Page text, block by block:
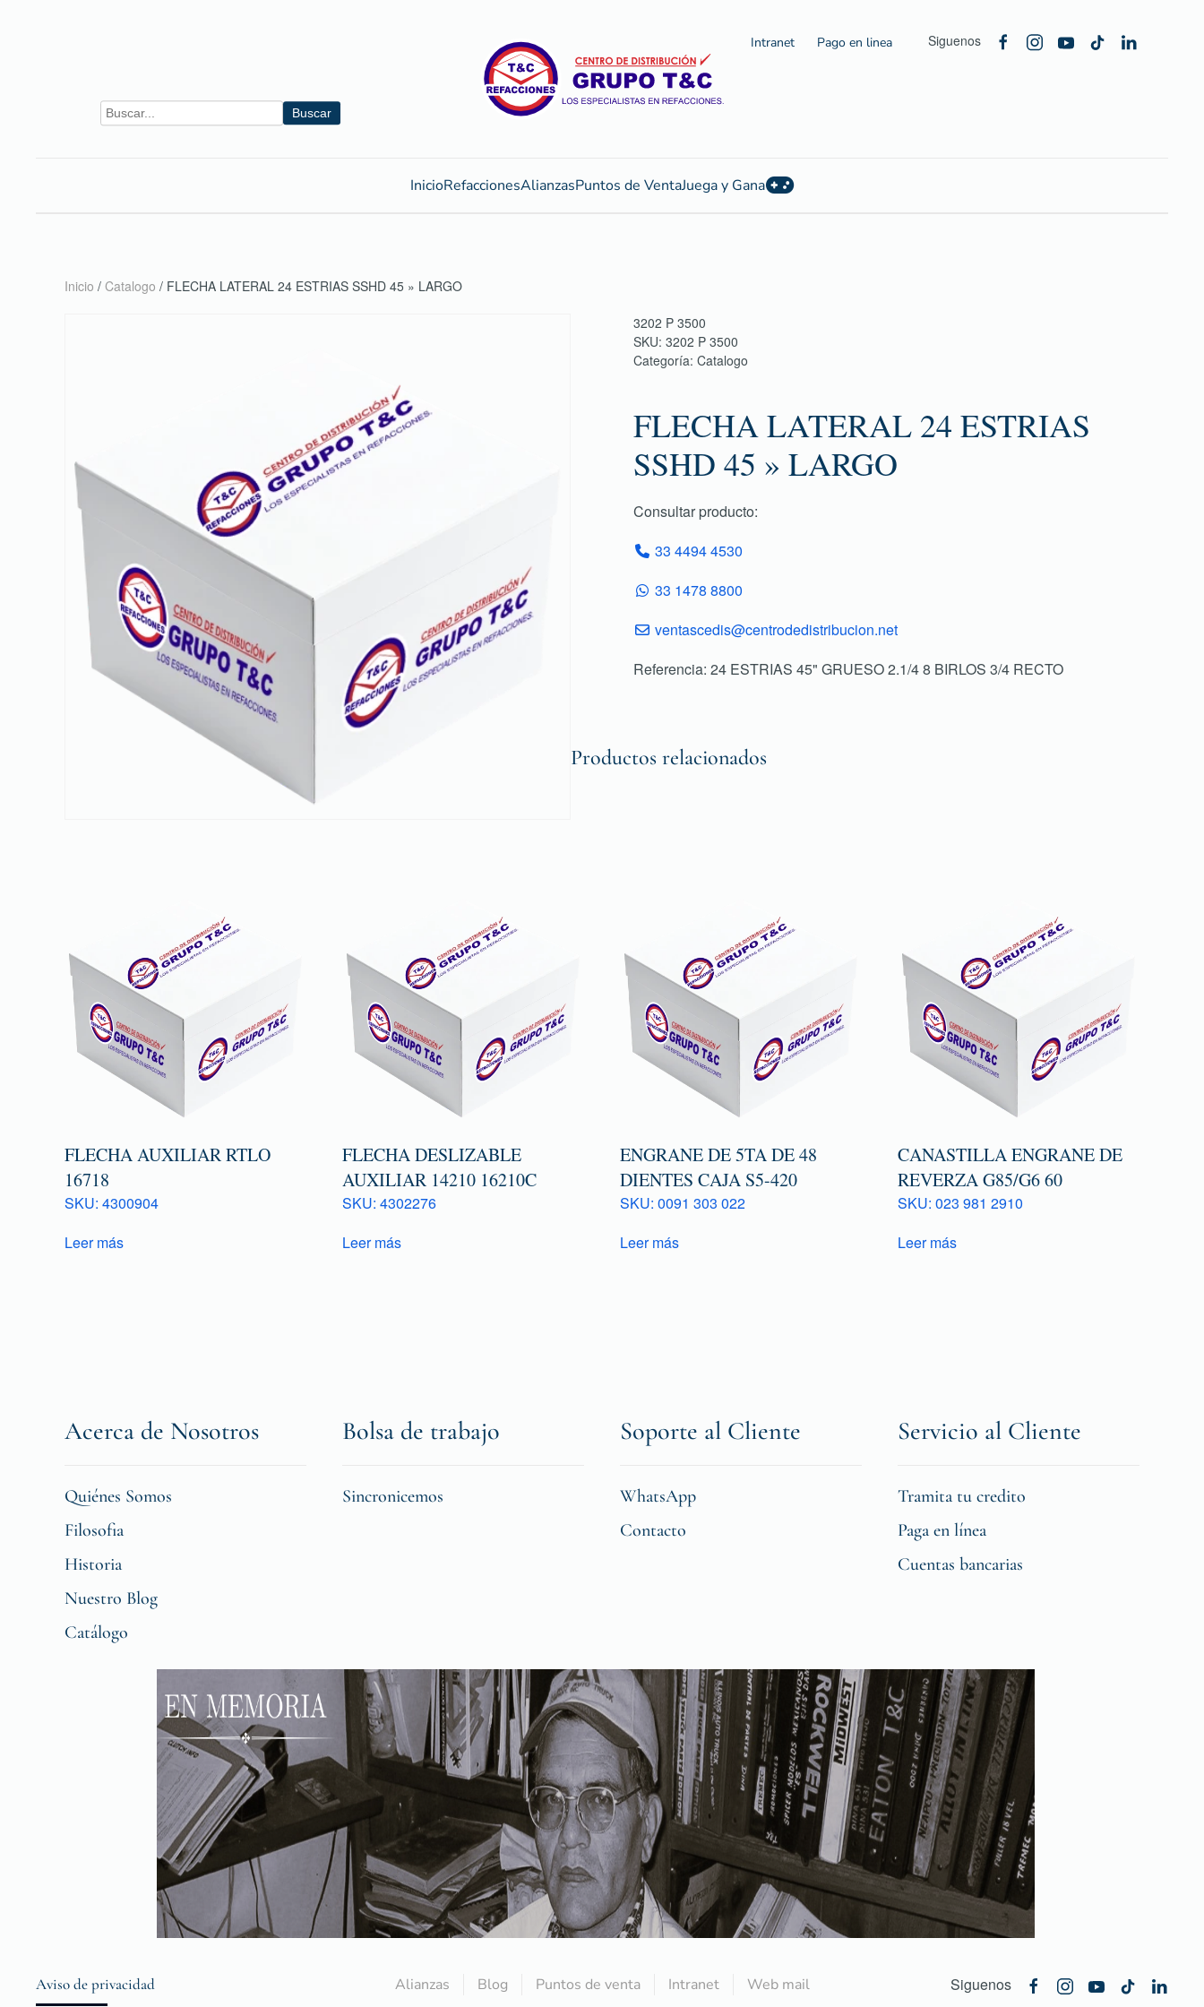
Buscar
Intranet Pago en linea Siguenos
InicioRefaccionesAlianzasPuntos de VentaJuega y Gana
Inicio / Catalogo / FLECHA LATERAL 24 ESTRIAS SSHD 45 » LARGO
3202 P 3500
SKU: 3202 P 3500
Categoría: Catalogo
FLECHA LATERAL 24 ESTRIAS
SSHD 45 » LARGO
Consultar producto:
33 4494 4530
33 1478 8800
ventascedis@centrodedistribucion.net
Referencia: 24 ESTRIAS 45" GRUESO 2.1/4 8 BIRLOS 3/4 RECTO
Productos relacionados
FLECHA AUXILIAR RTLO
16718
SKU: 4300904
Leer más
FLECHA DESLIZABLE
AUXILIAR 14210 16210C
SKU: 4302276
Leer más
ENGRANE DE 5TA DE 48
DIENTES CAJA S5-420
SKU: 0091 303 022
Leer más
CANASTILLA ENGRANE DE
REVERZA G85/G6 60
SKU: 023 981 2910
Leer más
Acerca de Nosotros
Quiénes Somos
Filosofia
Historia
Nuestro Blog
Catálogo
Bolsa de trabajo
Sincronicemos
Soporte al Cliente
WhatsApp
Contacto
Servicio al Cliente
Tramita tu credito
Paga en línea
Cuentas bancarias
Aviso de privacidad Alianzas Blog Puntos de venta Intranet Web mail Siguenos